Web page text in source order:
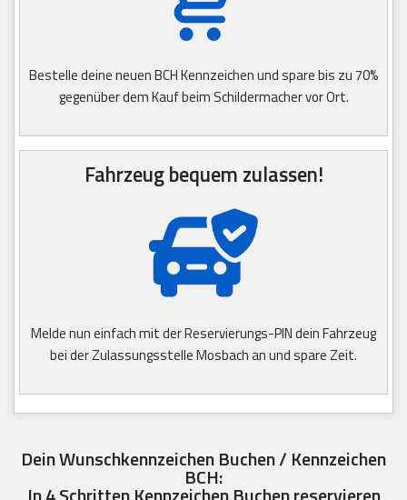
Bestelle deine neuen BCH Kennzeichen und spare bis zu 70%
gegenüber dem Kauf beim Schildermacher vor Ort.
Fahrzeug bequem zulassen!
Melde nun einfach mit der Reservierungs-PIN dein Fahrzeug
bei der Zulassungsstelle Mosbach an und spare Zeit.
Dein Wunschkennzeichen Buchen / Kennzeichen
BCH: